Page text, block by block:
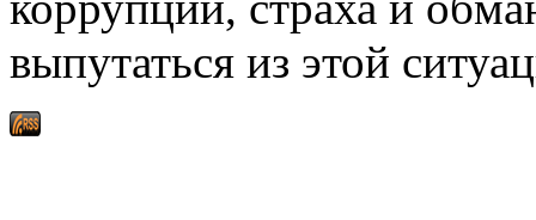
выпутаться из этой